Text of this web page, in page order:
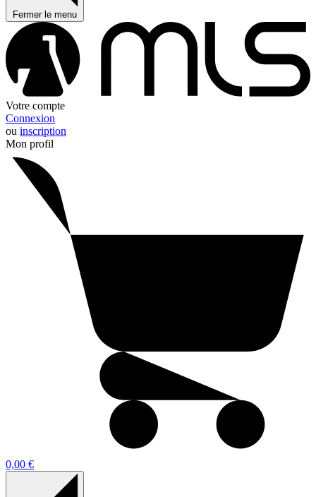
Fermer le menu
Votre compte
Connexion
ou inscription
Mon profil
0,00 €